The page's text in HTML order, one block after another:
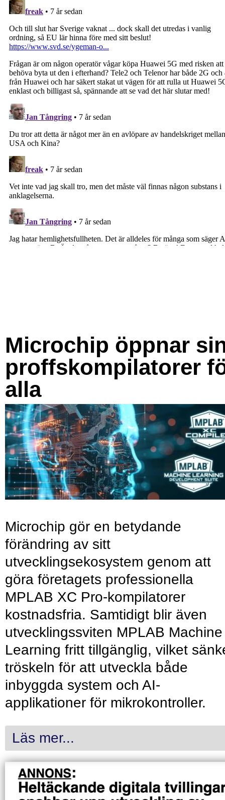
Microchip öppnar
proffskompilatorer
alla
Microchip gör en betydande
förändring av sitt
utvecklingsekosystem genom att
göra företagets professionella
MPLAB XC Pro-kompilatorer
kostnadsfria. Samtidigt blir även
utvecklingssviten MPLAB Machine
Learning fritt tillgänglig, vilket
tröskeln för att utveckla både
inbyggda system och AI-
applikationer för mikrokontroller.
Läs mer...